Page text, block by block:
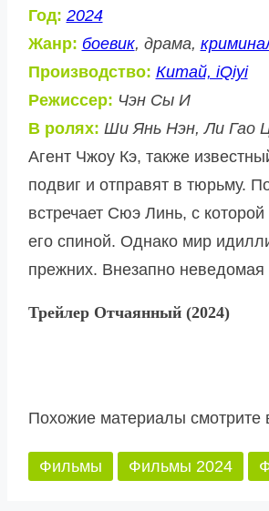
Год: 2024
Жанр: боевик, драма,
Производство: Китай, iQiyi
Режиссер: Чэн Сы И
В ролях: Ши Янь Нэн, Ли Гао
Агент Чжоу Кэ, также
подвиг и отправят в тюрьму.
встречает Сюэ Линь, с
его спиной. Однако мир
прежних. Внезапно
Трейлер Отчаянный (2024)
Похожие материалы смотрите
Фильмы Фильмы 2024